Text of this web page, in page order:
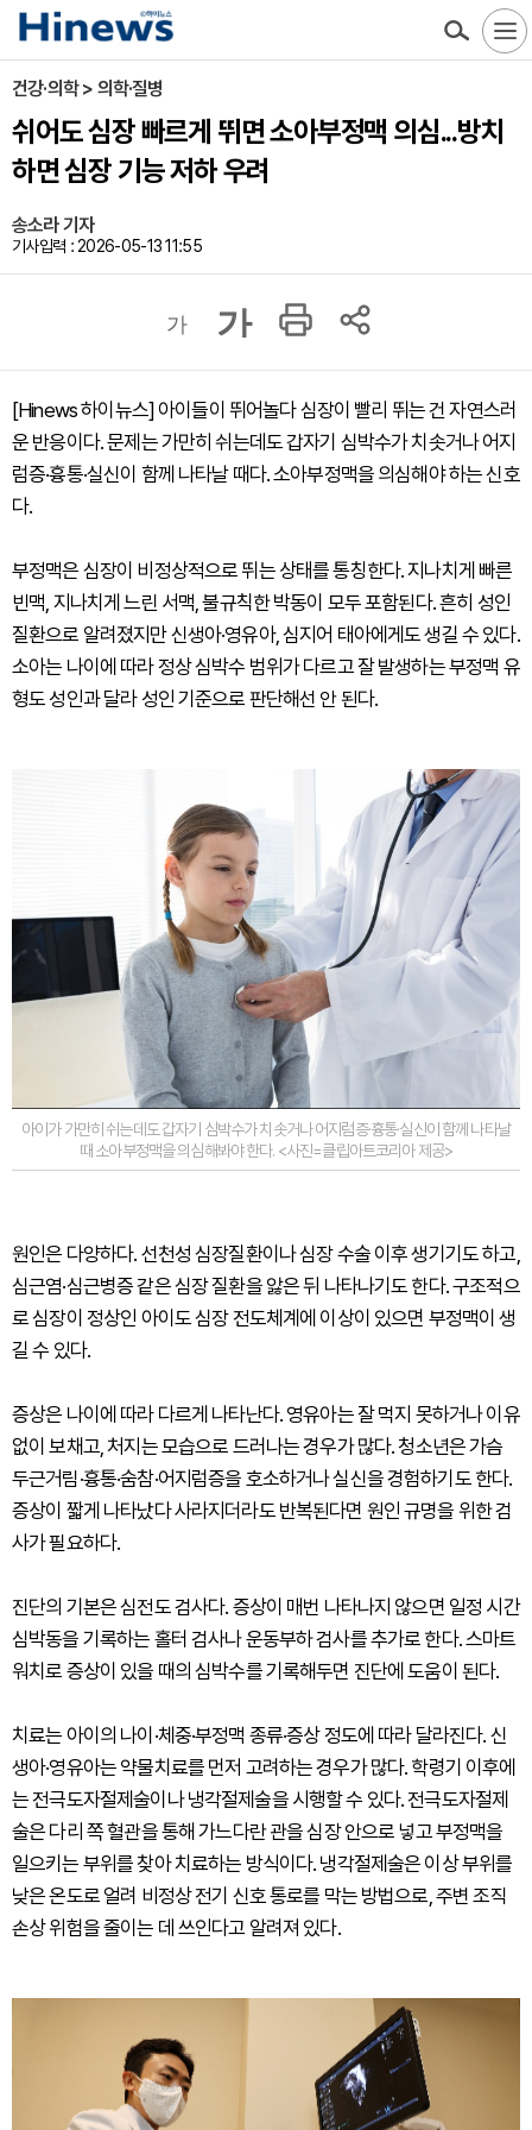
건강·의학 > 의학·질병
쉬어도 심장 빠르게 뛰면 소아부정맥 의심...방치
하면 심장 기능 저하 우려
송소라 기자
기사입력 : 2026-05-13 11:55
가 가
[Hinews 하이뉴스] 아이들이 뛰어놀다 심장이 빨리 뛰는 건 자연스러
운 반응이다. 문제는 가만히 쉬는데도 갑자기 심박수가 치솟거나 어지
럼증·흉통·실신이 함께 나타날 때다. 소아부정맥을 의심해야 하는 신호
다.
부정맥은 심장이 비정상적으로 뛰는 상태를 통칭한다. 지나치게 빠른
빈맥, 지나치게 느린 서맥, 불규칙한 박동이 모두 포함된다. 흔히 성인
질환으로 알려졌지만 신생아·영유아, 심지어 태아에게도 생길 수 있다.
소아는 나이에 따라 정상 심박수 범위가 다르고 잘 발생하는 부정맥 유
형도 성인과 달라 성인 기준으로 판단해선 안 된다.
아이가 가만히 쉬는데도 갑자기 심박수가 치솟거나 어지럼증·흉통·실신이 함께 나타날
때 소아부정맥을 의심해봐야 한다. <사진=클립아트코리아 제공>
원인은 다양하다. 선천성 심장질환이나 심장 수술 이후 생기기도 하고,
심근염·심근병증 같은 심장 질환을 앓은 뒤 나타나기도 한다. 구조적으
로 심장이 정상인 아이도 심장 전도체계에 이상이 있으면 부정맥이 생
길 수 있다.
증상은 나이에 따라 다르게 나타난다. 영유아는 잘 먹지 못하거나 이유
없이 보채고, 처지는 모습으로 드러나는 경우가 많다. 청소년은 가슴
두근거림·흉통·숨참·어지럼증을 호소하거나 실신을 경험하기도 한다.
증상이 짧게 나타났다 사라지더라도 반복된다면 원인 규명을 위한 검
사가 필요하다.
진단의 기본은 심전도 검사다. 증상이 매번 나타나지 않으면 일정 시간
심박동을 기록하는 홀터 검사나 운동부하 검사를 추가로 한다. 스마트
워치로 증상이 있을 때의 심박수를 기록해두면 진단에 도움이 된다.
치료는 아이의 나이·체중·부정맥 종류·증상 정도에 따라 달라진다. 신
생아·영유아는 약물치료를 먼저 고려하는 경우가 많다. 학령기 이후에
는 전극도자절제술이나 냉각절제술을 시행할 수 있다. 전극도자절제
술은 다리 쪽 혈관을 통해 가느다란 관을 심장 안으로 넣고 부정맥을
일으키는 부위를 찾아 치료하는 방식이다. 냉각절제술은 이상 부위를
낮은 온도로 얼려 비정상 전기 신호 통로를 막는 방법으로, 주변 조직
손상 위험을 줄이는 데 쓰인다고 알려져 있다.